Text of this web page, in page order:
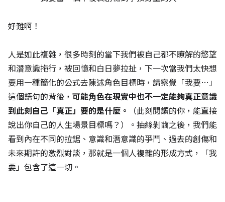
好難啊！
人是如此複雜，很多時刻的當下我們被自己都不瞭解的慾望
和潛意識拖行，被回憶和白日夢拉扯，下一次當我們太快想
要用一種簡化的公式去陳述角色目標時，請察覺「我要…」
這個語句的背後， 可能角色在現實中也不一定能夠真正意識
到此刻自己「真正」要的是什麼。
（此刻閱讀的你，能直接
說出你自己的人生場景目標嗎？）。抽絲剝繭之後，我們能
看到內在不同的拉鋸、意識和潛意識的爭鬥、過去的創傷和
未來期許的激烈對談，那就是一個人複雜的形成方式，「我
要」包含了這一切。